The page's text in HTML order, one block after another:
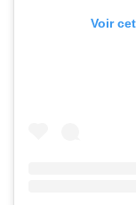
Voir